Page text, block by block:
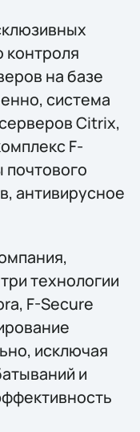
контроля
на базе
система
Citrix,
F-
почтового
антивирусное
технологии
F-Secure
исключая
и